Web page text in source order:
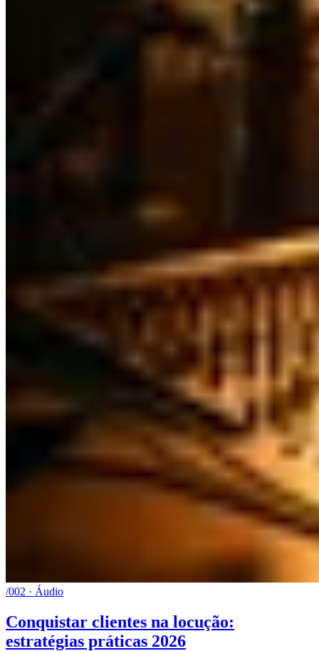
/002 · Áudio
Conquistar clientes na locução:
estratégias práticas 2026